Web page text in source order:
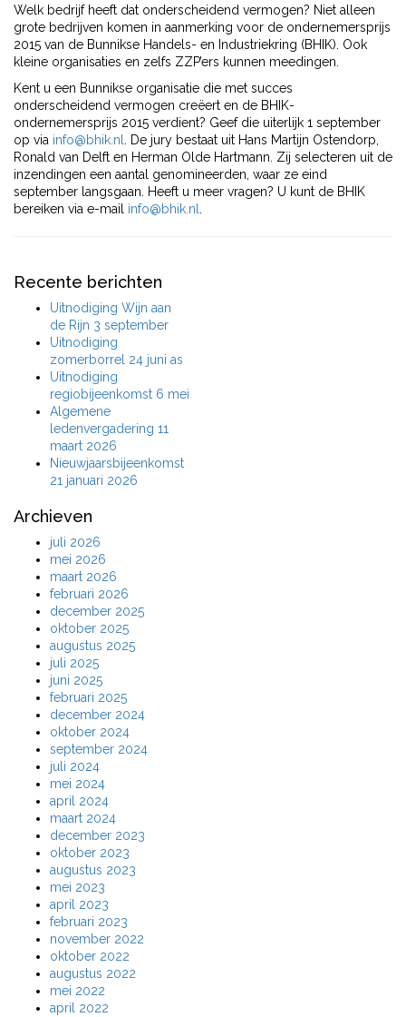
Welk bedrijf heeft dat onderscheidend vermogen? Niet alleen
grote bedrijven komen in aanmerking voor de ondernemersprijs
2015 van de Bunnikse Handels- en Industriekring (BHIK). Ook
kleine organisaties en zelfs ZZP’ers kunnen meedingen.
Kent u een Bunnikse organisatie die met succes
onderscheidend vermogen creëert en de BHIK-
ondernemersprijs 2015 verdient? Geef die uiterlijk 1 september
op via info@bhik.nl
. De jury bestaat uit Hans Martijn Ostendorp,
Ronald van Delft en Herman Olde Hartmann. Zij selecteren uit de
inzendingen een aantal genomineerden, waar ze eind
september langsgaan. Heeft u meer vragen? U kunt de BHIK
bereiken via e-mail info@bhik.nl
Recente berichten
Uitnodiging Wijn aan
de Rijn 3 september
Uitnodiging
zomerborrel 24 juni as
Uitnodiging
regiobijeenkomst 6 mei
Algemene
ledenvergadering 11
maart 2026
Nieuwjaarsbijeenkomst
21 januari 2026
Archieven
juli 2026
mei 2026
maart 2026
februari 2026
december 2025
oktober 2025
augustus 2025
juli 2025
juni 2025
februari 2025
december 2024
oktober 2024
september 2024
juli 2024
mei 2024
april 2024
maart 2024
december 2023
oktober 2023
augustus 2023
mei 2023
april 2023
februari 2023
november 2022
oktober 2022
augustus 2022
mei 2022
april 2022